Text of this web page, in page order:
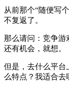
从前那个“随便写
不复返了。
那么请问：竞争游
还有机会，就想。
但是，去什么平台
么特点？我适合去